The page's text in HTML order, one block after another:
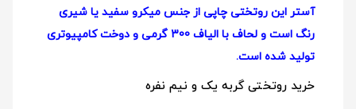
آستر این روتختی چاپی از جنس میکرو سفید یا شیری
رنگ است و لحاف با الیاف 300 گرمی و دوخت کامپیوتری
تولید شده است.
خرید روتختی گربه یک و نیم نفره